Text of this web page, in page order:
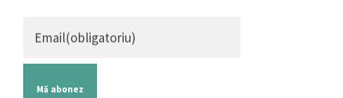
Email(obligatoriu)
Mă abonez